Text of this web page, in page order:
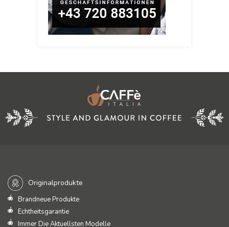
Originalprodukte
Brandneue Produkte
Echtheitsgarantie
Immer Die Aktuellsten Modelle